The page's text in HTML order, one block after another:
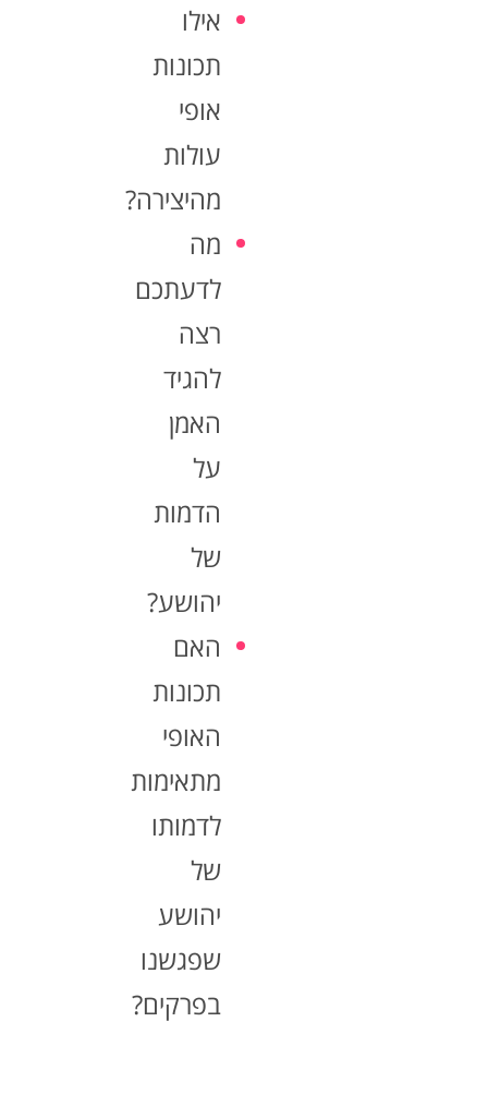
אילו
תכונות
אופי
עולות
מהיצירה?
מה
לדעתכם
רצה
להגיד
האמן
על
הדמות
של
יהושע?
האם
תכונות
האופי
מתאימות
לדמותו
של
יהושע
שפגשנו
בפרקים?